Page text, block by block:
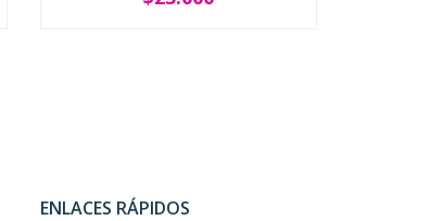
+
ENLACES RÁPIDOS